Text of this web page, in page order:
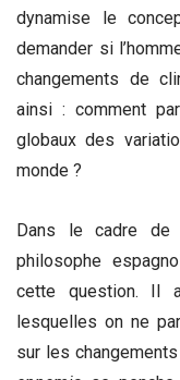
dynamise le
demander si
changements de
ainsi : comment
globaux des
monde ?
Dans le cadre de
philosophe
cette question. Il
lesquelles on ne
sur les